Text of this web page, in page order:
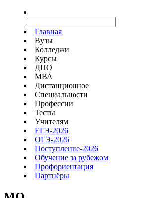
Главная
Вузы
Колледжи
Курсы
ДПО
МВА
Дистанционное
Специальности
Профессии
Тесты
Учителям
ЕГЭ-2026
ОГЭ-2026
Поступление-2026
Обучение за рубежом
Профориентация
Партнёры